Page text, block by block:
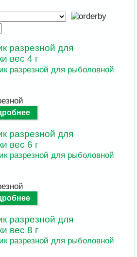
разрезной для
вес 4 г
разрезной для
вес 6 г
разрезной для
вес 8 г